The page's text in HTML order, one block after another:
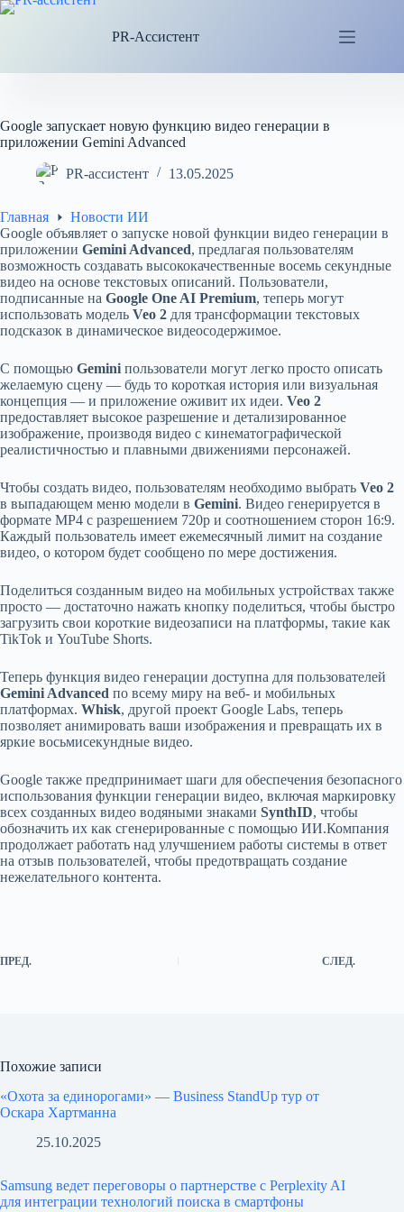
Перейти
PR-Ассистент
Google запускает новую функцию видео генерации в
приложении Gemini Advanced
PR-ассистент 13.05.2025
Главная
Новости ИИ
Google объявляет о запуске новой функции видео генерации в
приложении Gemini Advanced, предлагая пользователям
возможность создавать высококачественные восемь секундные
видео на основе текстовых описаний. Пользователи,
подписанные на Google One AI Premium, теперь могут
использовать модель Veo 2 для трансформации текстовых
подсказок в динамическое видеосодержимое.
С помощью Gemini пользователи могут легко просто описать
желаемую сцену — будь то короткая история или визуальная
концепция — и приложение оживит их идеи. Veo 2
предоставляет высокое разрешение и детализированное
изображение, производя видео с кинематографической
реалистичностью и плавными движениями персонажей.
Чтобы создать видео, пользователям необходимо выбрать Veo 2
в выпадающем меню модели в Gemini. Видео генерируется в
формате MP4 с разрешением 720p и соотношением сторон 16:9.
Каждый пользователь имеет ежемесячный лимит на создание
видео, о котором будет сообщено по мере достижения.
Поделиться созданным видео на мобильных устройствах также
просто — достаточно нажать кнопку поделиться, чтобы быстро
загрузить свои короткие видеозаписи на платформы, такие как
TikTok и YouTube Shorts.
Теперь функция видео генерации доступна для пользователей
Gemini Advanced по всему миру на веб- и мобильных
платформах. Whisk, другой проект Google Labs, теперь
позволяет анимировать ваши изображения и превращать их в
яркие восьмисекундные видео.
Google также предпринимает шаги для обеспечения безопасного
использования функции генерации видео, включая маркировку
всех созданных видео водяными знаками SynthID, чтобы
обозначить их как сгенерированные с помощью ИИ.Компания
продолжает работать над улучшением работы системы в ответ
на отзыв пользователей, чтобы предотвращать создание
нежелательного контента.
ПРЕД. СЛЕД.
Похожие записи
«Охота за единорогами» — Business StandUp тур от
Оскара Хартманна
25.10.2025
Samsung ведет переговоры о партнерстве с Perplexity AI
для интеграции технологий поиска в смартфоны